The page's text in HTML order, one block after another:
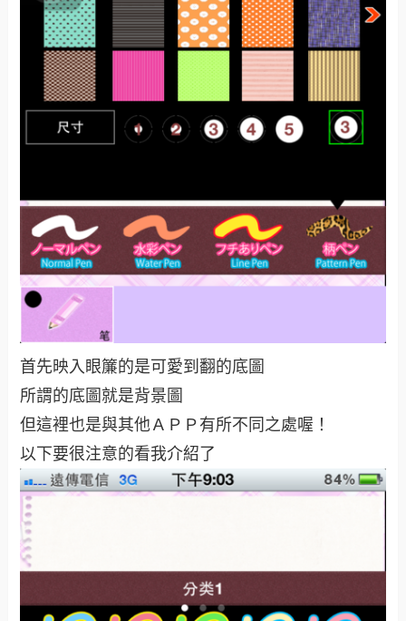
首先映入眼簾的是可愛到翻的底圖
所謂的底圖就是背景圖
但這裡也是與其他ＡＰＰ有所不同之處喔！
以下要很注意的看我介紹了